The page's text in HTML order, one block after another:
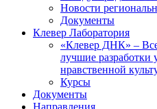
Новости
Документы
Клевер Лаборатория
«Клевер ДНК» –
лучшие разработки
нравственной
Курсы
Документы
Направления